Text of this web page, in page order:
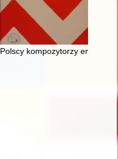
Polscy kompozytorzy